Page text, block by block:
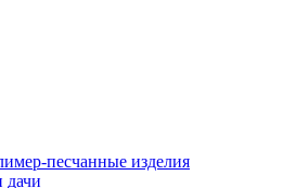
песчанные изделия
дачи